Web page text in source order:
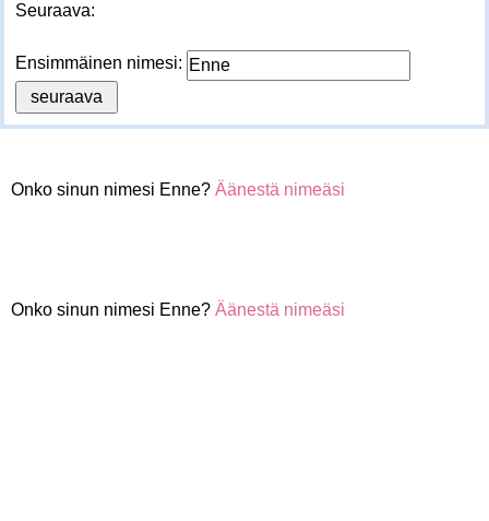
Seuraava:
Ensimmäinen nimesi:
Onko sinun nimesi Enne? Äänestä nimeäsi
Onko sinun nimesi Enne? Äänestä nimeäsi